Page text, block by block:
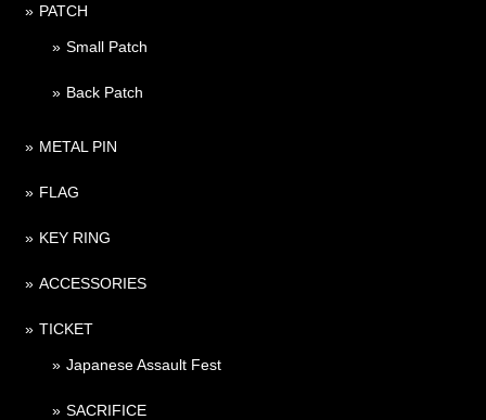
PATCH
Small Patch
Back Patch
METAL PIN
FLAG
KEY RING
ACCESSORIES
TICKET
Japanese Assault Fest
SACRIFICE